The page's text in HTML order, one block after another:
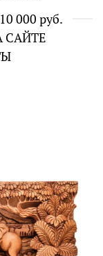
000 руб.
САЙТЕ